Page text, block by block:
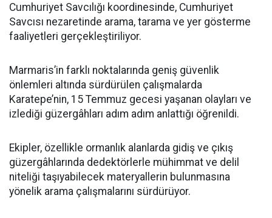
Cumhuriyet Savcılığı koordinesinde, Cumhuriyet
Savcısı nezaretinde arama, tarama ve yer gösterme
faaliyetleri gerçekleştiriliyor.
Marmaris’in farklı noktalarında geniş güvenlik
önlemleri altında sürdürülen çalışmalarda
Karatepe’nin, 15 Temmuz gecesi yaşanan olayları ve
izlediği güzergâhları adım adım anlattığı öğrenildi.
Ekipler, özellikle ormanlık alanlarda gidiş ve çıkış
güzergâhlarında dedektörlerle mühimmat ve delil
niteliği taşıyabilecek materyallerin bulunmasına
yönelik arama çalışmalarını sürdürüyor.